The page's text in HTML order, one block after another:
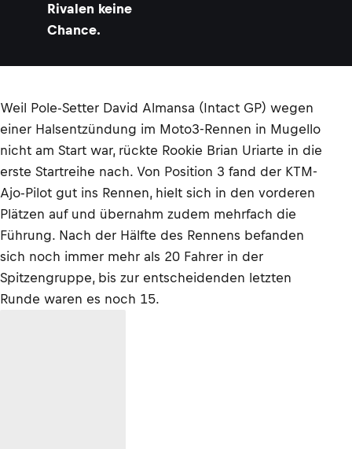
Rivalen keine
Chance.
Weil Pole-Setter David Almansa (Intact GP) wegen
einer Halsentzündung im Moto3-Rennen in Mugello
nicht am Start war, rückte Rookie Brian Uriarte in die
erste Startreihe nach. Von Position 3 fand der KTM-
Ajo-Pilot gut ins Rennen, hielt sich in den vorderen
Plätzen auf und übernahm zudem mehrfach die
Führung. Nach der Hälfte des Rennens befanden
sich noch immer mehr als 20 Fahrer in der
Spitzengruppe, bis zur entscheidenden letzten
Runde waren es noch 15.